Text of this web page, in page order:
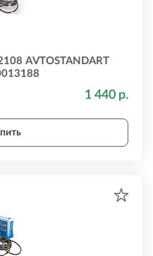
AVTOSTANDART
1 440 р.